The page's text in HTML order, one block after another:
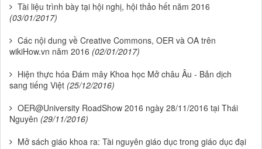
Tài liệu trình bày tại hội nghị, hội thảo hết năm 2016
(03/01/2017)
Các nội dung về Creative Commons, OER và OA trên
wikiHow.vn năm 2016 (02/01/2017)
Hiện thực hóa Đám mây Khoa học Mở châu Âu - Bản dịch
sang tiếng Việt (25/12/2016)
OER@University RoadShow 2016 ngày 28/11/2016 tại Thái
Nguyên (29/11/2016)
Mở sách giáo khoa ra: Tài nguyên giáo dục trong giáo dục đại